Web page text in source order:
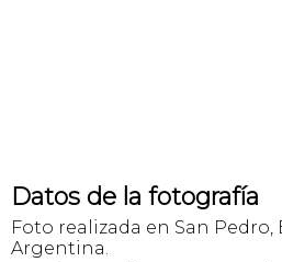
Datos de la fotografía
Foto realizada en San Pedro,
Argentina.